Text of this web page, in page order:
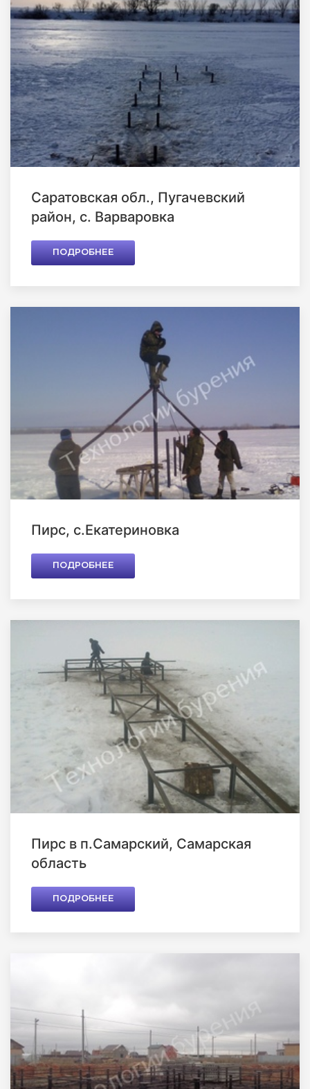
Саратовская обл., Пугачевский
район, с. Варваровка
ПОДРОБНЕЕ
Пирс, с.Екатериновка
ПОДРОБНЕЕ
Пирс в п.Самарский, Самарская
область
ПОДРОБНЕЕ